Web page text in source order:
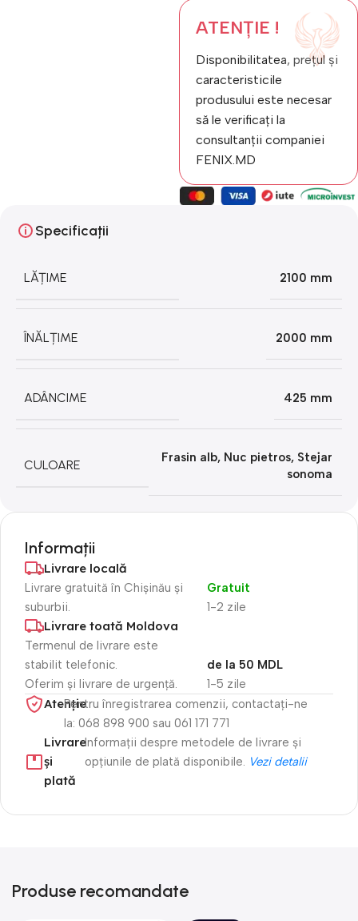
ATENȚIE !
Disponibilitatea, prețul și
caracteristicile
produsului este necesar
să le verificați la
consultanții companiei
FENIX.MD
Specificații
LĂȚIME 2100 mm
ÎNĂLȚIME 2000 mm
ADÂNCIME 425 mm
CULOARE
Frasin alb, Nuc pietros, Stejar
sonoma
Informații
Livrare locală
Livrare gratuită în Chișinău și
suburbii.
1-2 zile
Gratuit
Livrare toată Moldova
Termenul de livrare este
stabilit telefonic.
Oferim și livrare de urgență.
1-5 zile
de la 50 MDL
Atenție​Pentru înregistrarea comenzii, contactați-ne
la: 068 898 900 sau 061 171 771
Livrare
și
plată
Informații despre metodele de livrare și
opțiunile de plată disponibile. Vezi detalii
Produse recomandate